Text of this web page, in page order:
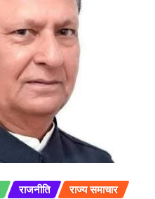
राजनीति राज्य समाचार